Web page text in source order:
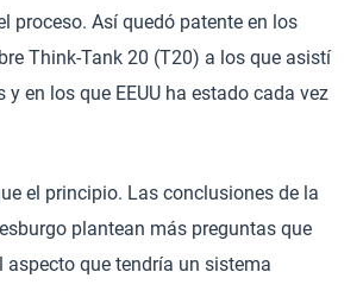
proceso. Así quedó patente en los
Think-Tank 20 (T20) a los que asistí
en los que EEUU ha estado cada vez
el principio. Las conclusiones de la
plantean más preguntas que
aspecto que tendría un sistema